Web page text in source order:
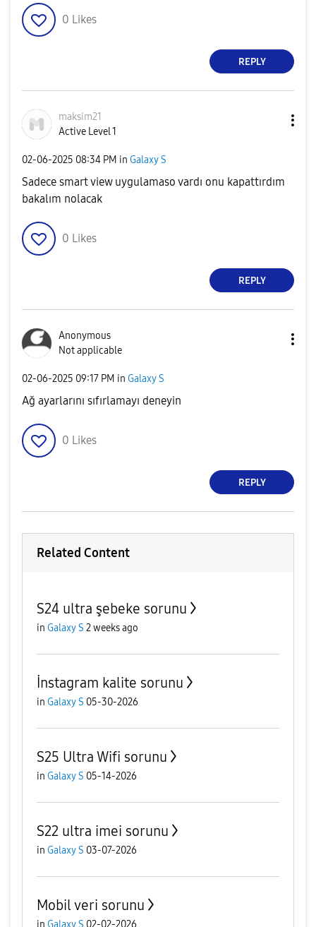
0 Likes
REPLY
maksim21
Active Level 1
‎02-06-2025 08:34 PM in Galaxy S
Sadece smart view uygulamaso vardı onu kapattırdım
bakalım nolacak
0 Likes
REPLY
Anonymous
Not applicable
‎02-06-2025 09:17 PM in Galaxy S
Ağ ayarlarını sıfırlamayı deneyin
0 Likes
REPLY
Related Content
S24 ultra şebeke sorunu
in Galaxy S 2 weeks ago
İnstagram kalite sorunu
in Galaxy S 05-30-2026
S25 Ultra Wifi sorunu
in Galaxy S 05-14-2026
S22 ultra imei sorunu
in Galaxy S 03-07-2026
Mobil veri sorunu
in Galaxy S 02-02-2026